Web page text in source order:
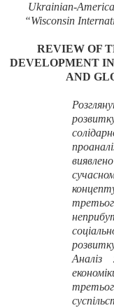
Ukrainian-
“Wisconsin
REVIEW OF
DEVELOPMENT
AND
Аналіз